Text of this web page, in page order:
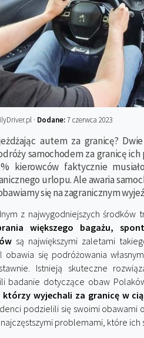
· Dodane:7 czerwca 2023
autem za granicę?
samochodem za granicę
kierowców faktycznie
urlopu. Ale awaria
się na zagranicznym
z najwygodniejszych środków
większego bagażu,
są największymi zaletami
się podróżowania
Istnieją skuteczne
badanie dotyczące obaw
którzy wyjechali za granicę w
podzielili się swoimi
problemami, które ich